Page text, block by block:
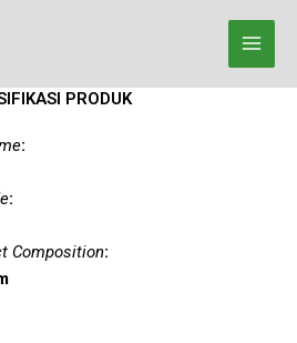
PRODUK
:
:
Composition: